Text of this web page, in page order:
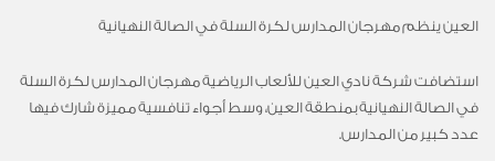
العين ينظم مهرجان المدارس لكرة السلة في الصالة النهيانية
استضافت شركة نادي العين للألعاب الرياضية مهرجان المدارس لكرة السلة
في الصالة النهيانية بمنطقة العين، وسط أجواء تنافسية مميزة شارك فيها
عدد كبير من المدارس.